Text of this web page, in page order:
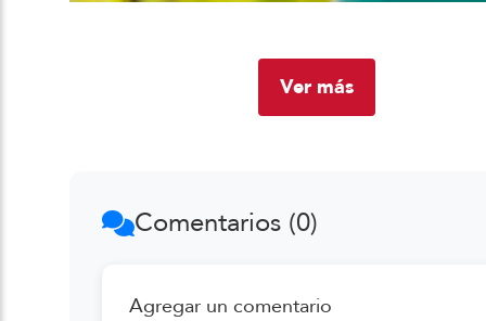
Ver más
Comentarios (0)
Agregar un comentario